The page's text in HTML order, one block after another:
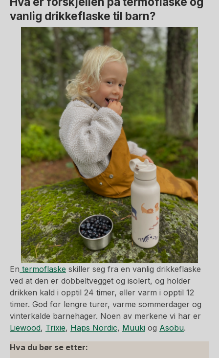
vanlig drikkeflaske til barn?
En termoflaske skiller seg fra en vanlig drikkeflaske
ved at den er dobbeltvegget og isolert, og holder
drikken kald i opptil 24 timer, eller varm i opptil 12
timer. God for lengre turer, varme sommerdager og
vinterkalde barnehager. Noen av merkene vi har er
Liewood, Trixie, Haps Nordic, Muuki og Asobu.
Hva du bør se etter: